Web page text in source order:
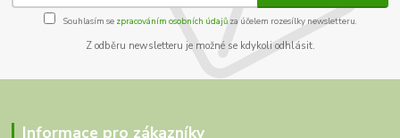
Souhlasím se zpracováním osobních údajůza účelem rozesílky newsletteru.
Z odběru newsletteru je možné se kdykoli odhlásit.
Informace pro zákazníky